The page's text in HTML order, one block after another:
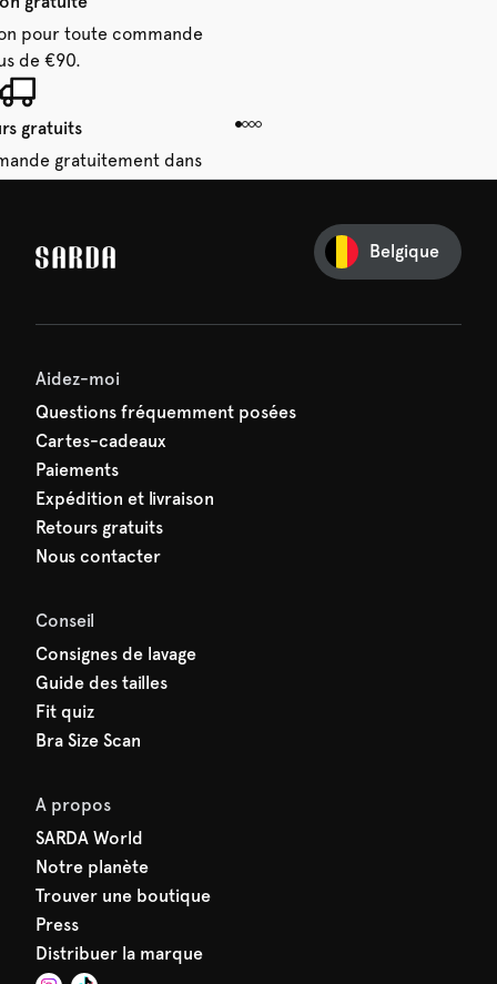
pour toute commande
de €90.
gratuits
gratuitement dans
jours.
commande
Belgique
Aidez-moi
Questions fréquemment posées
Cartes-cadeaux
Paiements
Expédition et livraison
Retours gratuits
Nous contacter
Conseil
Consignes de lavage
Guide des tailles
Fit quiz
Bra Size Scan
A propos
SARDA World
Notre planète
Trouver une boutique
Press
Distribuer la marque